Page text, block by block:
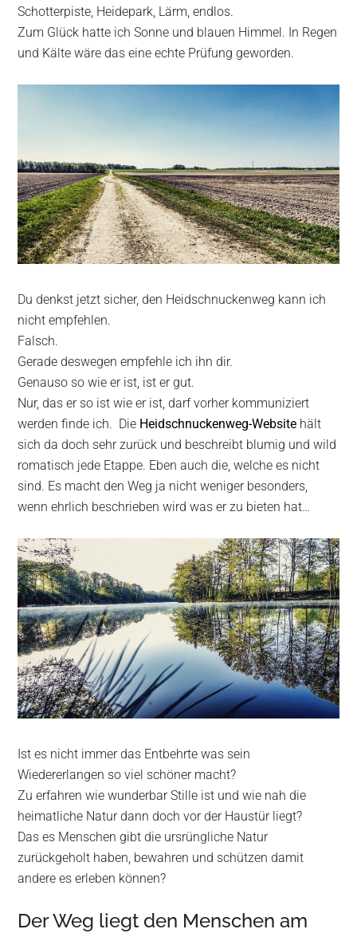
Schotterpiste, Heidepark, Lärm, endlos.
Zum Glück hatte ich Sonne und blauen Himmel. In Regen
und Kälte wäre das eine echte Prüfung geworden.
Du denkst jetzt sicher, den Heidschnuckenweg kann ich
nicht empfehlen.
Falsch.
Gerade deswegen empfehle ich ihn dir.
Genauso so wie er ist, ist er gut.
Nur, das er so ist wie er ist, darf vorher kommuniziert
werden finde ich. Die Heidschnuckenweg-Website hält
sich da doch sehr zurück und beschreibt blumig und wild
romatisch jede Etappe. Eben auch die, welche es nicht
sind. Es macht den Weg ja nicht weniger besonders,
wenn ehrlich beschrieben wird was er zu bieten hat…
Ist es nicht immer das Entbehrte was sein
Wiedererlangen so viel schöner macht?
Zu erfahren wie wunderbar Stille ist und wie nah die
heimatliche Natur dann doch vor der Haustür liegt?
Das es Menschen gibt die ursrüngliche Natur
zurückgeholt haben, bewahren und schützen damit
andere es erleben können?
Der Weg liegt den Menschen am